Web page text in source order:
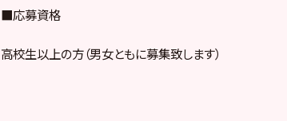
■応募資格
高校生以上の方（男女ともに募集致します）